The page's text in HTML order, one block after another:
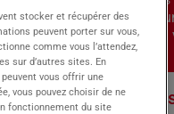
contacter si
correspond à
stocker et récupérer des
peuvent porter sur vous,
comme vous l’attendez,
sur d’autres sites. En
vous offrir une
vous pouvez choisir de ne
fonctionnement du site